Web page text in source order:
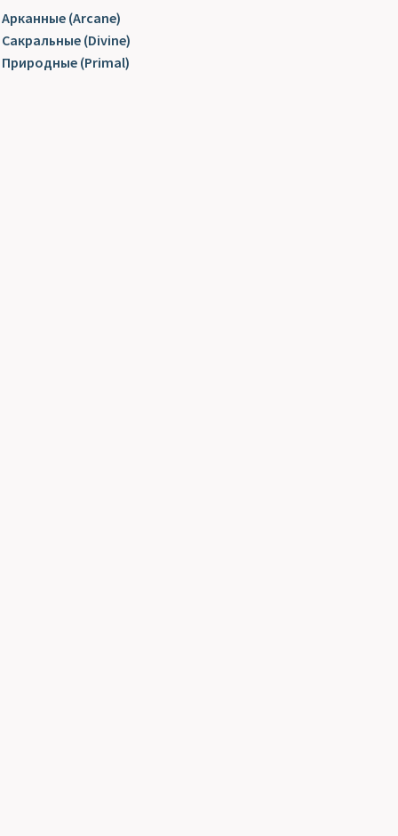
Арканные (Arcane)
Сакральные (Divine)
Природные (Primal)